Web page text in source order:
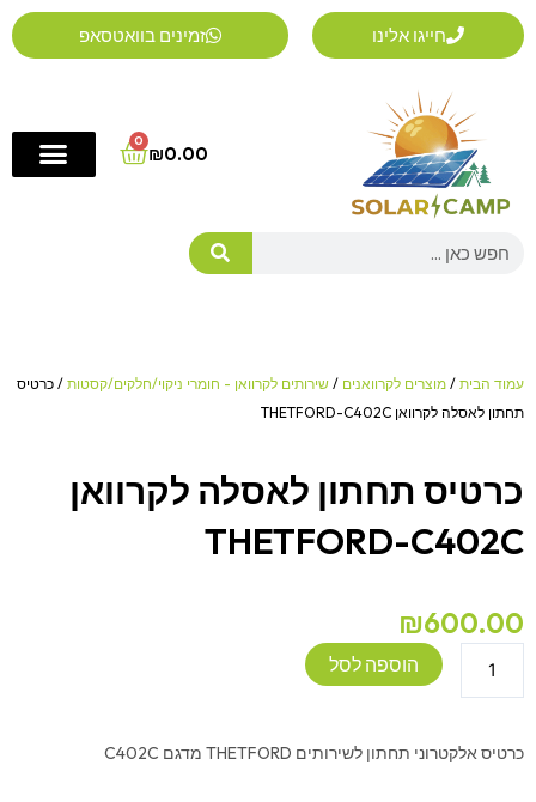
דילוג
לתוכן
חייגו אלינו זמינים בוואטסאפ
₪0.00
0
Cart
Search
עמוד הבית / מוצרים לקרוואנים / שירותים לקרוואן - חומרי ניקוי/חלקים/קסטות / כרטיס
תחתון לאסלה לקרוואן THETFORD-C402C
כרטיס תחתון לאסלה לקרוואן
THETFORD-C402C
₪600.00
הוספה לסל
כרטיס אלקטרוני תחתון לשירותים THETFORD מדגם C402C